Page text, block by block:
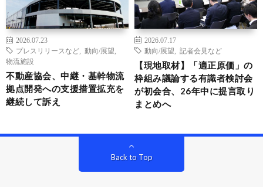
2026.07.23
プレスリリースなど
動向/展望
物流施設
不動産協会、中継・基幹物流
拠点開発への支援措置拡充を
継続して訴え
2026.07.17
動向/展望
記者会見など
【現地取材】「適正原価」の
枠組み議論する有識者検討会
が初会合、26年中に提言取り
まとめへ
Back to Top